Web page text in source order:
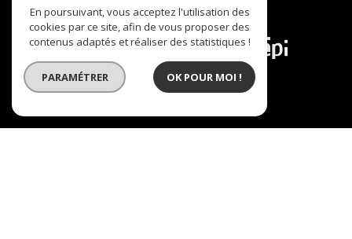
Adhérents
En poursuivant, vous acceptez l'utilisation des
cookies par ce site, afin de vous proposer des
contenus adaptés et réaliser des statistiques !
PARAMÉTRER OK POUR MOI !